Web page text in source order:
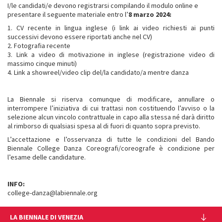
I/le candidati/e devono registrarsi compilando il modulo online e
presentare il seguente materiale entro l’8 marzo 2024:
1. CV recente in lingua inglese (i link ai video richiesti ai punti
successivi devono essere riportati anche nel CV)
2. Fotografia recente
3. Link a video di motivazione in inglese (registrazione video di
massimo cinque minuti)
4. Link a showreel/video clip del/la candidato/a mentre danza
La Biennale si riserva comunque di modificare, annullare o
interrompere l’iniziativa di cui trattasi non costituendo l’avviso o la
selezione alcun vincolo contrattuale in capo alla stessa né darà diritto
al rimborso di qualsiasi spesa al di fuori di quanto sopra previsto.
L’accettazione e l’osservanza di tutte le condizioni del Bando
Biennale College Danza Coreografi/coreografe è condizione per
l’esame delle candidature.
INFO:
college-danza@labiennale.org
LA BIENNALE DI VENEZIA